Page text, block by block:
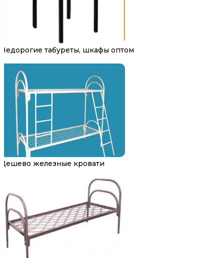
Недорогие табуреты, шкафы оптом
Дешево железные кровати